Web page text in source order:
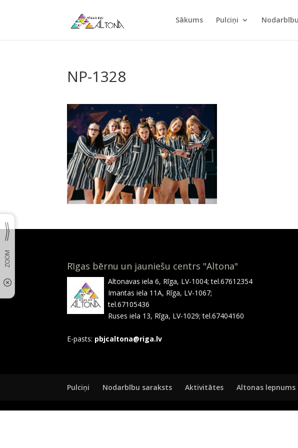
Sākums Pulciņi
NP-1328
Rīgas bērnu un jauniešu centrs "Altona"
Altonavas iela 6, Rīga, LV-1004; tel.67612354
Imantas iela 11A, Rīga, LV-1067;
tel.67105436
Ruses iela 13, Rīga, LV-1029; tel.67404160
E-pasts: pbjcaltona@riga.lv
Pulciņi Nodarbību saraksts Aktivitātes Altonas lepnums